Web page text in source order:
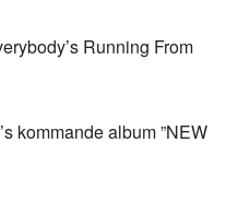
Running From
kommande album ”NEW